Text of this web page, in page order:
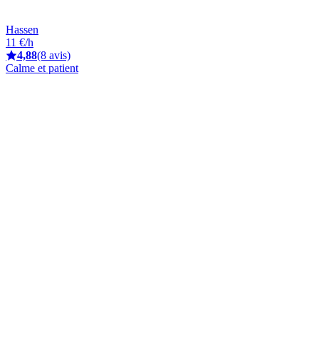
Hassen
11 €/h
4,88(8 avis)
Calme et patient